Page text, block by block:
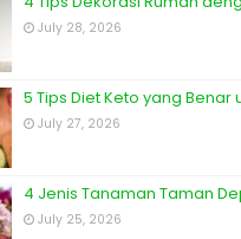
July 28, 2026
5 Tips Diet Keto yang Benar
July 27, 2026
4 Jenis Tanaman Taman
July 25, 2026